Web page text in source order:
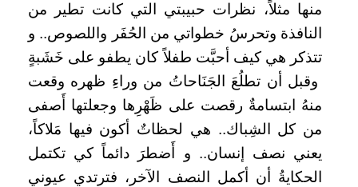
منها مثلاً، نظرات حبيبتي التي كانت تطير من
النافذة وتحرسُ خطواتي من الحُفَر واللصوص.. و
تتذكر هي كيف أحبَّت طفلاً كان يطفو على خَشَبةٍ
وقبل أن تطلُعَ الجَنَاحاتُ من وراءِ ظهره وقعت
منهُ ابتسامةٌ رقصت على ظَهْرِها وجعلتها أَصفى
من كل الشِباك.. هي لحظاتٌ أكون فيها مَلاكاً،
يعني نصف إنسان.. و أَضطرَ دائماً كي تكتمل
الحكايةُ أن أكمل النصف الآخر، فترتدي عيوني